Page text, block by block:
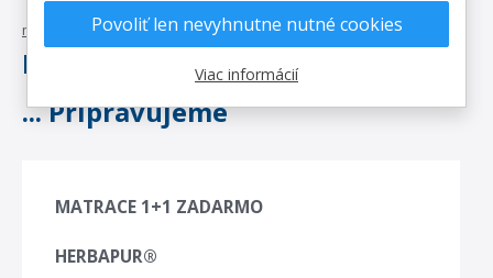
mpo-matrace.sk • posteľné textílie•pre hotely
Pre hotely
... Připravujeme
MATRACE 1+1 ZADARMO
HERBAPUR®
Povoliť len nevyhnutne nutné cookies
Viac informácií